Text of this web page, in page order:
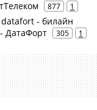
877 1
- билайн
ДатаФорт
305 1